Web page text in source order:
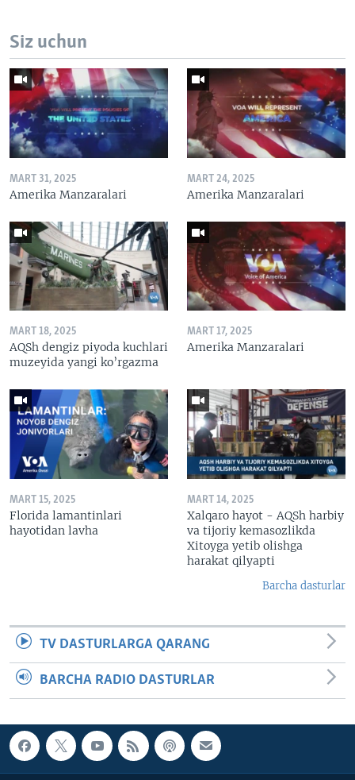
Siz uchun
MART 31, 2025
Amerika Manzaralari
MART 24, 2025
Amerika Manzaralari
MART 18, 2025
AQSh dengiz piyoda kuchlari
muzeyida yangi ko’rgazma
MART 17, 2025
Amerika Manzaralari
MART 15, 2025
Florida lamantinlari
hayotidan lavha
MART 14, 2025
Xalqaro hayot - AQSh harbiy
va tijoriy kemasozlikda
Xitoyga yetib olishga
harakat qilyapti
Barcha dasturlar
TV DASTURLARGA QARANG
BARCHA RADIO DASTURLAR